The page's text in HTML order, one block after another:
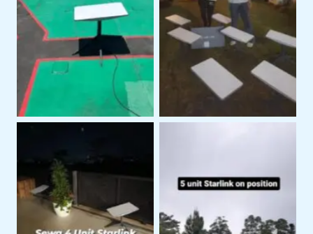
Area Perairan
Lapangan
Dukungan Internet
Internet Stabil Untuk